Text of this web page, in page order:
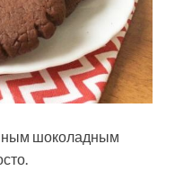
шоколадным